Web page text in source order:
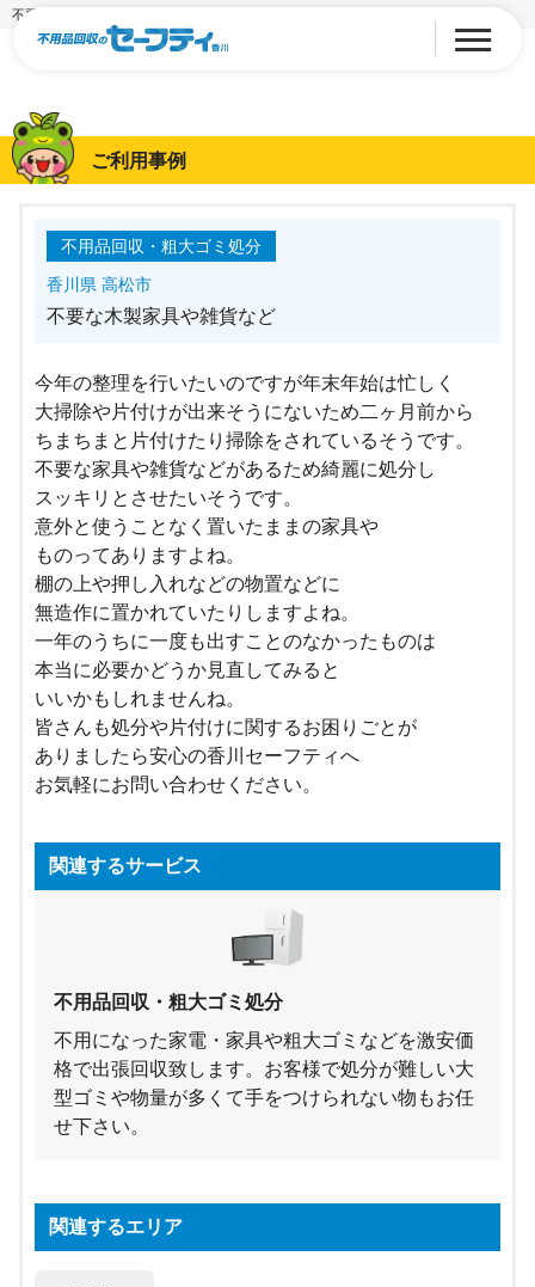
不要な木製家具や雑貨など
ご利用事例
不用品回収・粗大ゴミ処分
香川県 高松市
不要な木製家具や雑貨など
今年の整理を行いたいのですが年末年始は忙しく
大掃除や片付けが出来そうにないため二ヶ月前から
ちまちまと片付けたり掃除をされているそうです。
不要な家具や雑貨などがあるため綺麗に処分し
スッキリとさせたいそうです。
意外と使うことなく置いたままの家具や
ものってありますよね。
棚の上や押し入れなどの物置などに
無造作に置かれていたりしますよね。
一年のうちに一度も出すことのなかったものは
本当に必要かどうか見直してみると
いいかもしれませんね。
皆さんも処分や片付けに関するお困りごとが
ありましたら安心の香川セーフティへ
お気軽にお問い合わせください。
関連するサービス
不用品回収・粗大ゴミ処分
不用になった家電・家具や粗大ゴミなどを激安価
格で出張回収致します。お客様で処分が難しい大
型ゴミや物量が多くて手をつけられない物もお任
せ下さい。
関連するエリア